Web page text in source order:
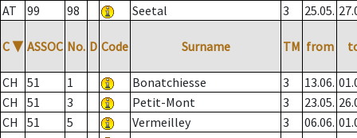
AT
99 98 Seetal 3 25.05.
C ▼ ASSOC No. D Code Surname TM from
CH 51 1 Bonatchiesse 3 13.06.
CH
51 3 Petit-Mont 3 23.05.
CH
51 5 Vermeilley 3 06.06.